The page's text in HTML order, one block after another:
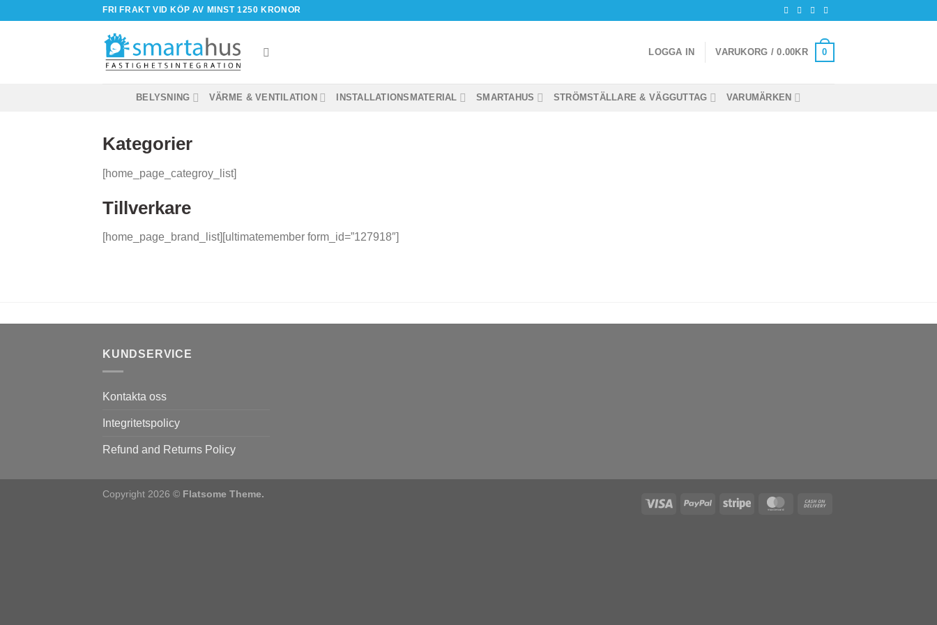
FRI FRAKT VID KÖP AV MINST 1250 KRONOR
LOGGA IN VARUKORG /0.00KR 0
BELYSNING VÄRME & VENTILATION INSTALLATIONSMATERIAL SMARTAHUS STRÖMSTÄLLARE & VÄGGUTTAG VARUMÄRKEN
Kategorier
[home_page_categroy_list]
Tillverkare
[home_page_brand_list][ultimatemember form_id=”127918″]
KUNDSERVICE
Kontakta oss
Integritetspolicy
Refund and Returns Policy
Copyright 2026 © Flatsome Theme.